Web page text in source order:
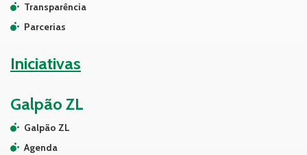
Transparência
Parcerias
Iniciativas
Galpão ZL
Galpão ZL
Agenda